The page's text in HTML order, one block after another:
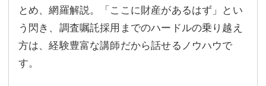
とめ、網羅解説。「ここに財産があるはず」とい
う閃き、調査嘱託採用までのハードルの乗り越え
方は、経験豊富な講師だから話せるノウハウで
す。